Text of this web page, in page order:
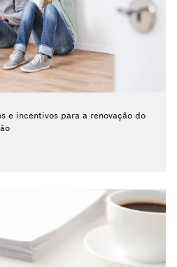
e incentivos para a renovação do